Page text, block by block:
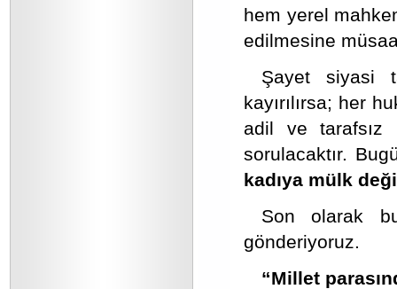
hem yerel
edilmesine
Şayet siyasi
kayırılırsa; her
adil ve tarafsız
sorulacaktır.
kadıya mülk
Son olarak
gönderiyoruz.
“Millet